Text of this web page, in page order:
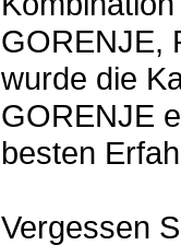
GORENJE,
wurde die
GORENJE
besten
Vergessen